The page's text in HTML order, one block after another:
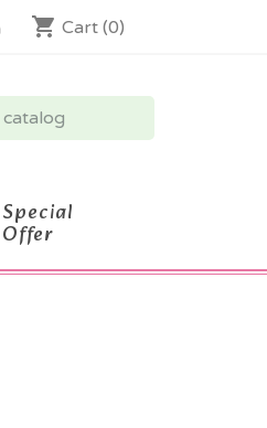
shopping_cart Cart (0)
Special
Offer